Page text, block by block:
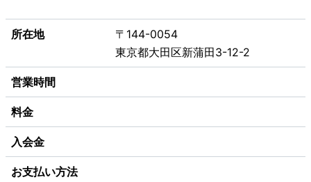
所在地
〒144-0054
東京都大田区新蒲田3-12-2
営業時間
料金
入会金
お支払い方法